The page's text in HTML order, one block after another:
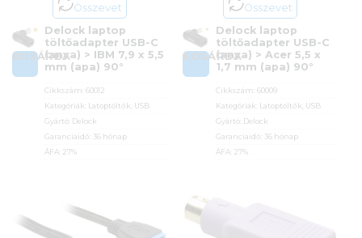
Összevet
KOSÁRBA
Delock laptop
töltőadapter USB-C
(anya) > IBM 7,9 x 5,5
mm (apa) 90°
Cikkszám:60012
Kategóriák: Latoptöltők USB
Gyártó: Delock
Garanciaidő: 36 hónap
ÁFA: 27%
Összevet
KOSÁRBA
Delock laptop
töltőadapter USB-C
(anya) > Acer 5,5 x
1,7 mm (apa) 90°
Cikkszám: 60009
Kategóriák: Latoptöltők USB
Gyártó: Delock
Garanciaidő: 36 hónap
ÁFA: 27%